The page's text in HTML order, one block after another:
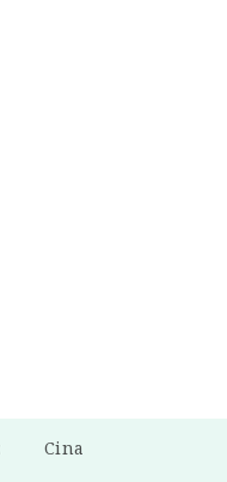
Cina